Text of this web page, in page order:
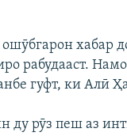
хабар
рабудааст.
гуфт, ки Алӣ
ду рӯз пеш аз